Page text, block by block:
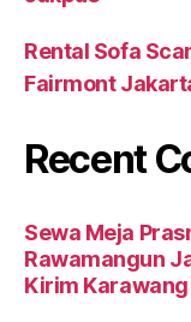
Rental Sofa
Fairmont
Recent
Sewa Meja
Rawamangun
Kirim Karawang